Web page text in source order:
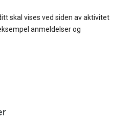
skal vises ved siden av aktivitet
anmeldelser og